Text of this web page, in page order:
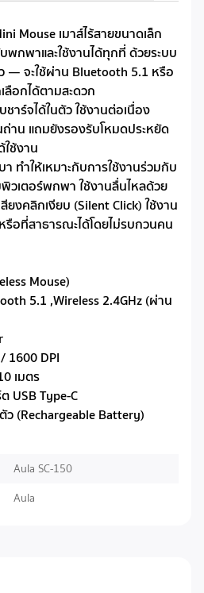
Mouse เมาส์ไร้สายขนาดเล็ก
พกพาและใช้งานได้ทุกที่ ด้วยระบบ
— จะใช้ผ่าน Bluetooth 5.1 หรือ
ลือกได้ตามสะดวก
าร์จได้ในตัว ใช้งานต่อเนื่อง
าน แถมยังรองรับโหมดประหยัด
ช้งาน
ทำให้เหมาะกับการใช้งานร่วมกับ
วเตอร์พกพา ใช้งานลื่นไหลด้วย
ยงคลิกเงียบ (Silent Click) ใช้งาน
อที่สาธารณะได้โดยไม่รบกวนคน
Mouse)
5.1 ,Wireless 2.4GHz (ผ่าน
1600 DPI
เมตร
USB Type-C
ว (Rechargeable Battery)
ตโนมัติเมื่อไม่ได้ใช้งาน
/ macOS / Android /
Aula SC-150
Aula